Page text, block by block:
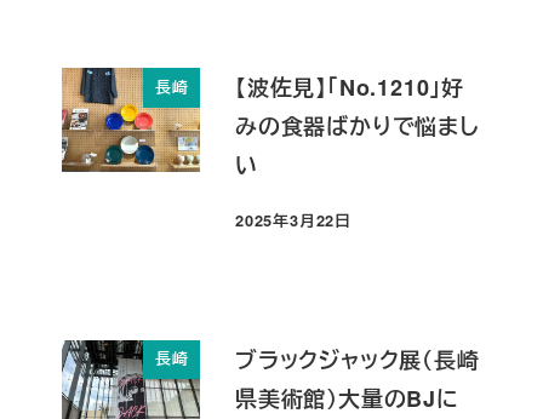
長崎
【波佐見】「No.1210」好
みの食器ばかりで悩まし
い
投稿日
2025年3月22日
長崎
ブラックジャック展（長崎
県美術館）大量のBJに